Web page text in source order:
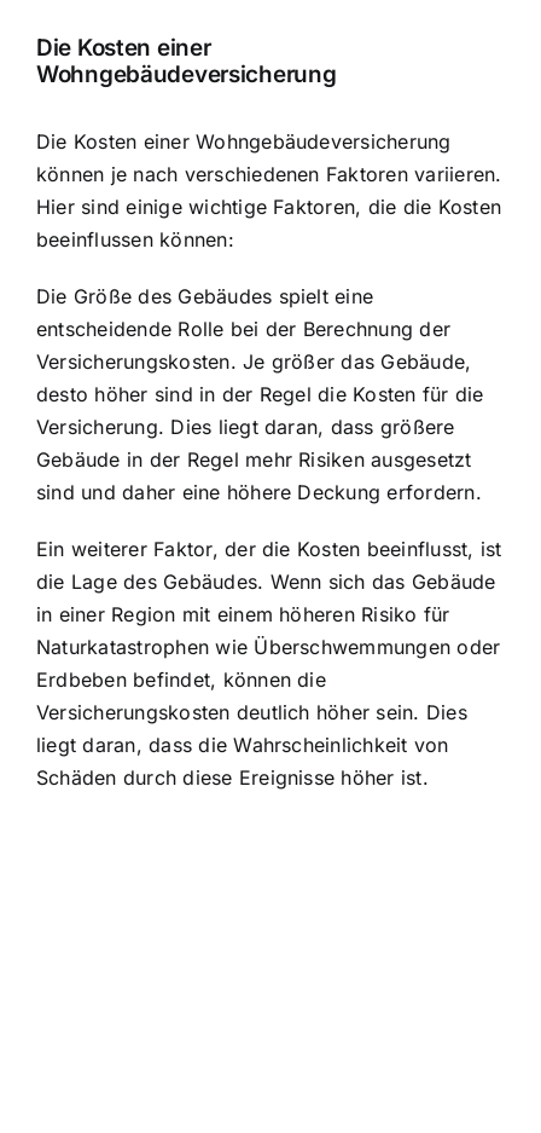
Die Kosten einer
Wohngebäudeversicherung
Die Kosten einer Wohngebäudeversicherung
können je nach verschiedenen Faktoren variieren.
Hier sind einige wichtige Faktoren, die die Kosten
beeinflussen können:
Die Größe des Gebäudes spielt eine
entscheidende Rolle bei der Berechnung der
Versicherungskosten. Je größer das Gebäude,
desto höher sind in der Regel die Kosten für die
Versicherung. Dies liegt daran, dass größere
Gebäude in der Regel mehr Risiken ausgesetzt
sind und daher eine höhere Deckung erfordern.
Ein weiterer Faktor, der die Kosten beeinflusst, ist
die Lage des Gebäudes. Wenn sich das Gebäude
in einer Region mit einem höheren Risiko für
Naturkatastrophen wie Überschwemmungen oder
Erdbeben befindet, können die
Versicherungskosten deutlich höher sein. Dies
liegt daran, dass die Wahrscheinlichkeit von
Schäden durch diese Ereignisse höher ist.